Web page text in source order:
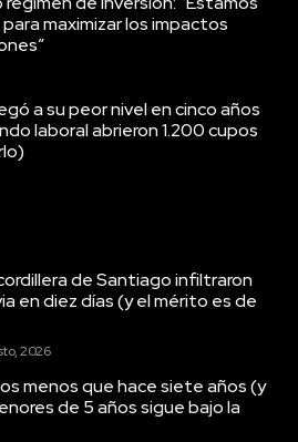
maximizar los impactos
a su peor nivel en cinco años
laboral abrieron 1.200 cupos
de Santiago infiltraron
en diez días (y el mérito es de
2026
menos que hace siete años (y
de 5 años sigue bajo la